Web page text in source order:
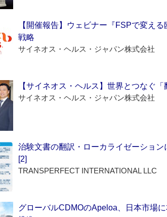
【開催報告】ウェビナー『FSPで変え
戦略
サイネオス・ヘルス・ジャパン株式会社
【サイネオス・ヘルス】世界とつなぐ
サイネオス・ヘルス・ジャパン株式会社
治験文書の翻訳・ローカライゼーショ
[2]
TRANSPERFECT INTERNATIONAL LLC
グローバルCDMOのApeloa、日本市場